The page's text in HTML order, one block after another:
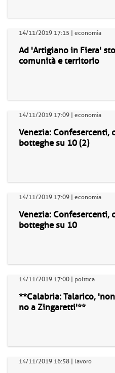
14/11/2019 17:15 | economia
Ad 'Artigiano in Fiera'
comunità e territorio
14/11/2019 17:09 | economia
Venezia: Confesercenti,
botteghe su 10 (2)
14/11/2019 17:09 | economia
Venezia: Confesercenti,
botteghe su 10
14/11/2019 17:00 | politica
**Calabria: Talarico,
no a Zingaretti'**
14/11/2019 16:58 | lavoro